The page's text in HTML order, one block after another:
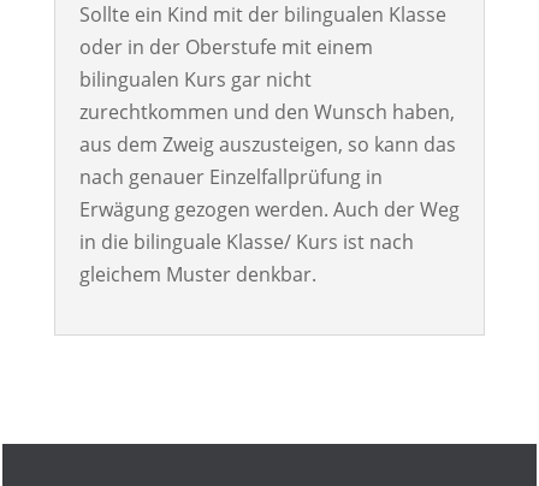
Sollte ein Kind mit der bilingualen Klasse
oder in der Oberstufe mit einem
bilingualen Kurs gar nicht
zurechtkommen und den Wunsch haben,
aus dem Zweig auszusteigen, so kann das
nach genauer Einzelfallprüfung in
Erwägung gezogen werden. Auch der Weg
in die bilinguale Klasse/ Kurs ist nach
gleichem Muster denkbar.